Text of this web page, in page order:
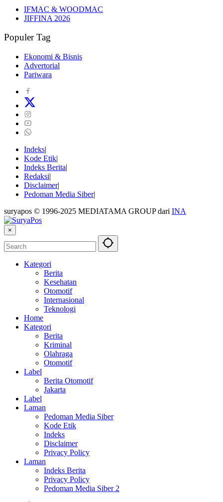
IFMAC & WOODMAC
JIFFINA 2026
Populer Tag
Ekonomi & Bisnis
Advertorial
Pariwara
Indeks
Kode Etik
Indeks Berita
Redaksi
Disclaimer
Pedoman Media Siber
suryapos © 1996-2025 MEDIATAMA GROUP dari INA
×
Kategori
Berita
Kesehatan
Otomotif
Internasional
Teknologi
Home
Kategori
Berita
Kriminal
Olahraga
Otomotif
Label
Berita Otomotif
Jakarta
Label
Laman
Pedoman Media Siber
Kode Etik
Indeks
Disclaimer
Privacy Policy
Laman
Indeks Berita
Privacy Policy
Pedoman Media Siber 2